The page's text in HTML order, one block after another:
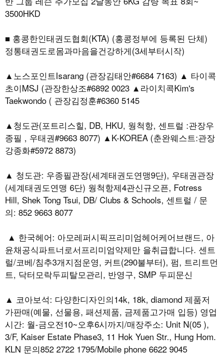
3500HKD
■ 홍콩한인태권도협회(KTA) (홍콩정부에 등록된 단체)
정통태권도로몸과마음을건강하게(3세부터시작)
▲노스포인트Isarang (관장김태안#6684 7163) ▲ 타이콕
초이MSJ (관장한상조#6892 0023 ▲라이치콕Kim's
Taekwondo ( 관장김정훈#6360 5145
▲청도관(포트리스힐, DB, HKU, 웡척항, 센트럴 :관장우
종필 , 우태권#9663 8077) ▲K-KOREA (춘완웨스트:관장
강종화#5972 8873)
▲ 청도관: 우종필관장(세계태권도연맹9단), 우태권관장
(세계태권도연맹 6단) 웡척항제4관신규오픈, Fotress
Hill, Shek Tong Tsui, DB/ Clubs & Schools, 센트럴 / 문
의: 852 9663 8077
▲ 한국헤어: 아모레퍼시픽프리미엄헤어케어브랜드, 아
윤채공식파트너로서프리미엄약제만 을취급합니다. 센트
럴/코베/침추3개지점운영, 커트(290불부터), 펌, 트리트먼
트, 닥터모락두피탈모관리, 반영구, SMP 두피문신
▲ 코아보석: 다양한디자인의14k, 18k, diamond 제품저
가판매(예물, 선물용, 패션제품, 금제품고가매 입등) 영업
시간: 월-금오전10~오후6시까지/매장주소: Unit N(05 ),
3/F, Kaiser Estate Phase3, 11 Hok Yuen Str., Hung Hom.
KLN 문의852 2722 1795/Mobile phone 6622 9045